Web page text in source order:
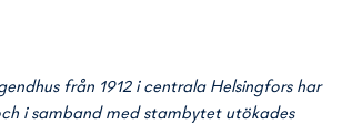
från 1912 i centrala Helsingfors har
i samband med stambytet utökades